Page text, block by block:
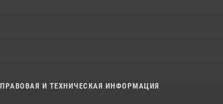
ПРАВОВАЯ И ТЕХНИЧЕСКАЯ ИНФОРМАЦИЯ